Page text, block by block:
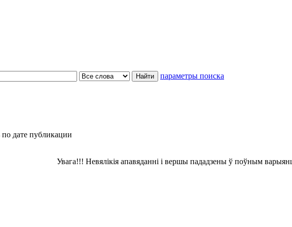
параметры поиска
по дате публикации
Увага!!! Невялікія апавяданні і вершы пададзены ў поўным